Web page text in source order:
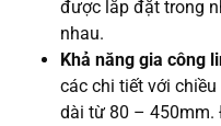
được lắp đặt trong
nhau.
Khả năng gia công
các chi tiết với
dài từ 80 – 450mm.